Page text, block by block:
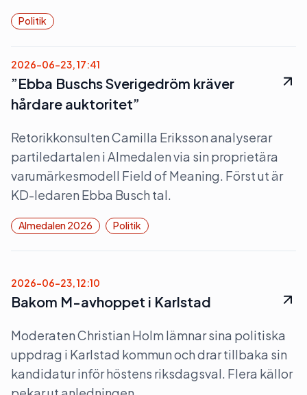
Politik
2026-06-23, 17:41
”Ebba Buschs Sverigedröm kräver
hårdare auktoritet”
Retorikkonsulten Camilla Eriksson analyserar
partiledartalen i Almedalen via sin proprietära
varumärkesmodell Field of Meaning. Först ut är
KD-ledaren Ebba Busch tal.
Almedalen 2026 Politik
2026-06-23, 12:10
Bakom M-avhoppet i Karlstad
Moderaten Christian Holm lämnar sina politiska
uppdrag i Karlstad kommun och drar tillbaka sin
kandidatur inför höstens riksdagsval. Flera källor